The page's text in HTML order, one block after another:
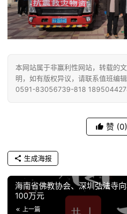
讯
八
点
僧
谈
心
本网站属于非赢利性网站，转载的
明，如有版权异议，请联系值班编
0591-83056739-818
赞 (0)
生成海报
海南省佛教协会、深圳弘法寺
100万元
上一篇